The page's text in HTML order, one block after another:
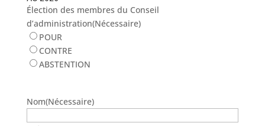
Élection des membres du Conseil
d’administration(Nécessaire)
POUR
CONTRE
ABSTENTION
Nom(Nécessaire)